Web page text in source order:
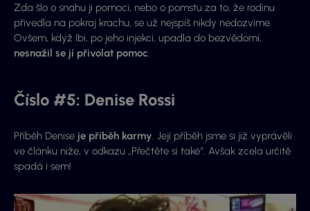
Zda šlo o snahu ji pomoci, nebo o pomstu za to, že rodinu
přivedla na pokraj krachu, se už nejspíš nikdy nedozvíme.
Ovšem, když Ibi, po jeho injekci, upadla do bezvědomí,
nesnažil se jí přivolat pomoc.
Číslo #5: Denise Rossi
Příběh Denise je příběh karmy. Její příběh jsme si již vyprávěli
ve článku níže, v odkazu „Přečtěte si také“. Avšak zcela určitě
spadá i sem!